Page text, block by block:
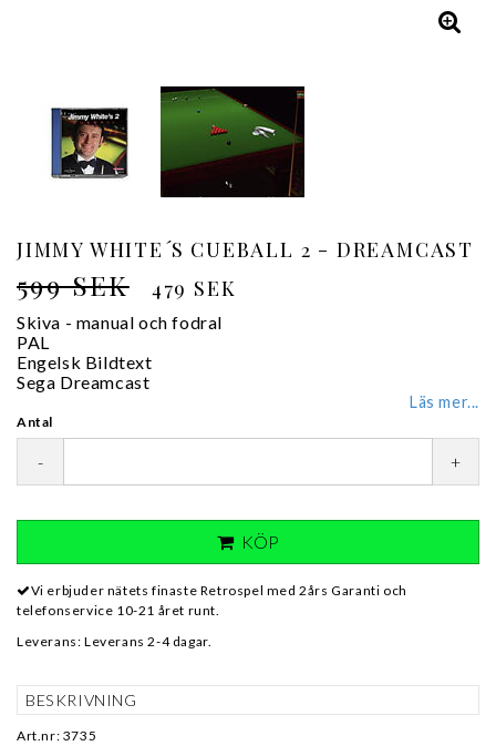
JIMMY WHITE´S CUEBALL 2 - DREAMCAST
599 SEK 479 SEK
Skiva - manual och fodral
PAL
Engelsk Bildtext
Sega Dreamcast
Läs mer...
Antal
- +
KÖP
Vi erbjuder nätets finaste Retrospel med 2års Garanti och
telefonservice 10-21 året runt.
Leverans: Leverans 2-4 dagar.
BESKRIVNING
Art.nr: 3735